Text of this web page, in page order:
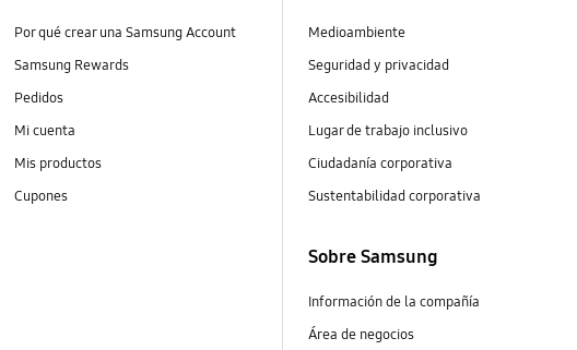
Por qué crear una Samsung Account
Samsung Rewards
Pedidos
Mi cuenta
Mis productos
Cupones
Medioambiente
Seguridad y privacidad
Accesibilidad
Lugar de trabajo inclusivo
Ciudadanía corporativa
Sustentabilidad corporativa
Sobre Samsung
Información de la compañía
Área de negocios